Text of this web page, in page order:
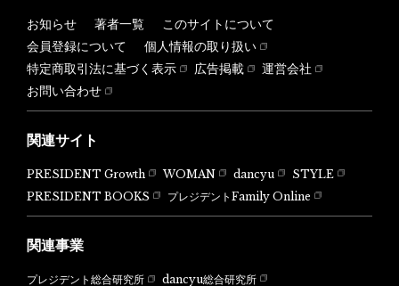
お知らせ 著者一覧
このサイトについて
会員登録について
個人情報の取り扱い
特定商取引法に基づく表示
広告掲載
運営会社
お問い合わせ
関連サイト
PRESIDENT Growth WOMAN dancyu
STYLE
PRESIDENT BOOKS
プレジデントFamily Online
関連事業
プレジデント総合研究所 dancyu総合研究所